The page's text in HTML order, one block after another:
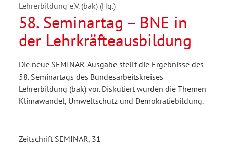
Lehrerbildung e.V. (bak) (Hg.)
58. Seminartag – BNE in
der Lehrkräfteausbildung
Die neue SEMINAR-Ausgabe stellt die Ergebnisse des
58. Seminartags des Bundesarbeitskreises
Lehrerbildung (bak) vor. Diskutiert wurden die Themen
Klimawandel, Umweltschutz und Demokratiebildung.
Zeitschrift SEMINAR, 31